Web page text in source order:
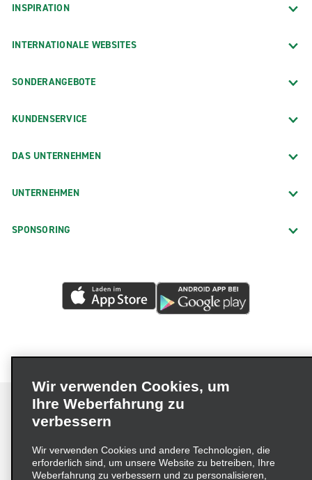
INSPIRATION
INTERNATIONALE WEBSITES
SONDERANGEBOTE
KUNDENSERVICE
DAS UNTERNEHMEN
UNTERNEHMEN
SPONSORING
Impressum Nutzungsbedingungen
Datenschutzrichtlinie
Cookie-Richtlinie
Datenschutzoptionen
Wir verwenden Cookies, um
Ihre Weberfahrung zu
verbessern
Wir verwenden Cookies und andere Technologien, die
erforderlich sind, um unsere Website zu betreiben, Ihre
Weberfahrung zu verbessern und zu personalisieren,